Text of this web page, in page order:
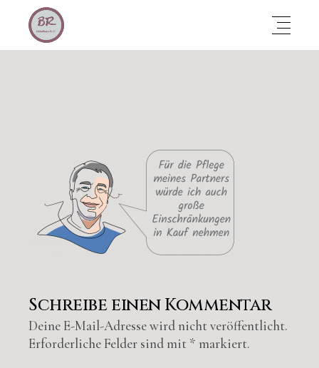
Schreibe einen Kommentar
Deine E-Mail-Adresse wird nicht veröffentlicht.
Erforderliche Felder sind mit * markiert.